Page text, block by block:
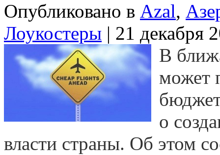
Опубликовано в Azal,
Лоукостеры | 21 декабря
В
может
о
власти страны. Об этом